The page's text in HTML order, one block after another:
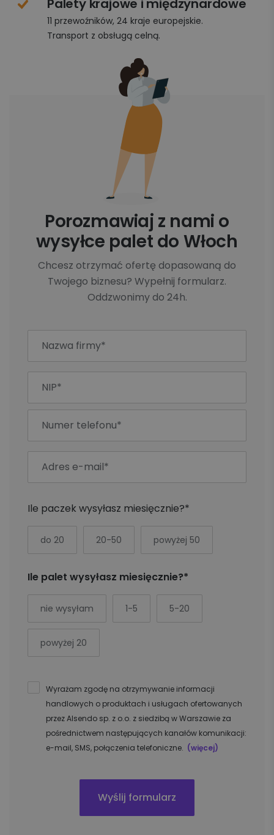
Palety krajowe i międzynardowe
11 przewoźników, 24 kraje europejskie.
Transport z obsługą celną.
Porozmawiaj z nami o
wysyłce palet do Włoch
Chcesz otrzymać ofertę dopasowaną do
Twojego biznesu? Wypełnij formularz.
Oddzwonimy do 24h.
Ile paczek wysyłasz miesięcznie?*
do 20 20-50 powyżej 50
Ile palet wysyłasz miesięcznie?*
nie wysyłam 1-5 5-20
powyżej 20
Wyrażam zgodę na otrzymywanie informacji
handlowych o produktach i usługach ofertowanych
przez Alsendo sp. z o.o. z siedzibą w Warszawie za
pośrednictwem następujących kanałów komunikacji:
e-mail, SMS, połączenia telefoniczne. (więcej)